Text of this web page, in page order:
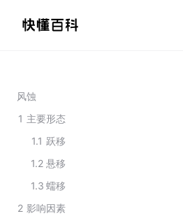
风蚀
1 主要形态
1.1 跃移
1.2 悬移
1.3 蠕移
2 影响因素